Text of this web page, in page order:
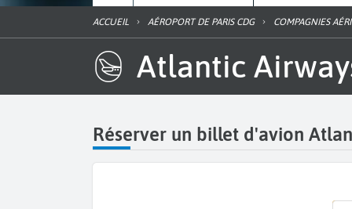
ACCUEIL AÉROPORT DE PARIS CDG COMPAGNIES
Atlantic
Réserver un billet d'avion